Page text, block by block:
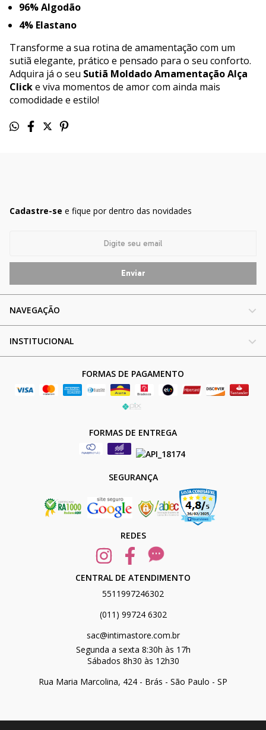
96% Algodão
4% Elastano
Transforme a sua rotina de amamentação com um
sutiã elegante, prático e pensado para o seu conforto.
Adquira já o seu Sutiã Moldado Amamentação Alça
Clicke viva momentos de amor com ainda mais
comodidade e estilo!
Cadastre-se e fique por dentro das novidades
NAVEGAÇÃO
INSTITUCIONAL
FORMAS DE PAGAMENTO
FORMAS DE ENTREGA
SEGURANÇA
REDES
CENTRAL DE ATENDIMENTO
5511997246302
(011) 99724 6302
sac@intimastore.com.br
Segunda a sexta 8:30h às 17h
Sábados 8h30 às 12h30
Rua Maria Marcolina, 424 - Brás - São Paulo - SP